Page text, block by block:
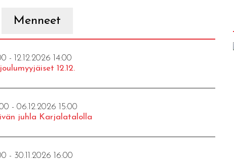
Menneet
- 12.12.2026 14:00
12.12.
- 06.12.2026 15:00
juhla Karjalatalolla
- 30.11.2026 16:00